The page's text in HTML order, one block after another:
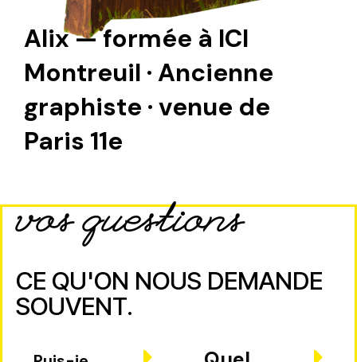
Alix — formée à ICI
Montreuil · Ancienne
graphiste · venue de
Paris 11e
vos questions
CE QU'ON NOUS DEMANDE
SOUVENT.